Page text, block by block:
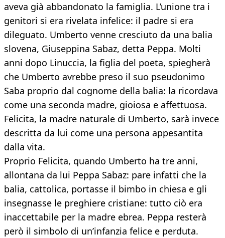
aveva già abbandonato la famiglia. L’unione tra i
genitori si era rivelata infelice: il padre si era
dileguato. Umberto venne cresciuto da una balia
slovena, Giuseppina Sabaz, detta Peppa. Molti
anni dopo Linuccia, la figlia del poeta, spiegherà
che Umberto avrebbe preso il suo pseudonimo
Saba proprio dal cognome della balia: la ricordava
come una seconda madre, gioiosa e affettuosa.
Felicita, la madre naturale di Umberto, sarà invece
descritta da lui come una persona appesantita
dalla vita.
Proprio Felicita, quando Umberto ha tre anni,
allontana da lui Peppa Sabaz: pare infatti che la
balia, cattolica, portasse il bimbo in chiesa e gli
insegnasse le preghiere cristiane: tutto ciò era
inaccettabile per la madre ebrea. Peppa resterà
però il simbolo di un’infanzia felice e perduta.